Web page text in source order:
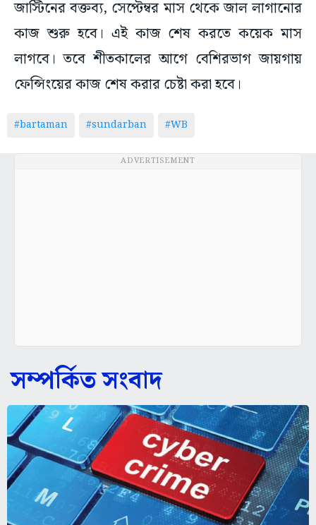
জাস্টিনের বক্তব্য, সেপ্টেম্বর মাস থেকে জাল লাগানোর
কাজ শুরু হবে। এই কাজ শেষ করতে কয়েক মাস
লাগবে। তবে শীতকালের আগে বেশিরভাগ জায়গায়
ফেন্সিংয়ের কাজ শেষ করার চেষ্টা করা হবে।
#bartaman #sundarban #WB
ADVERTISEMENT
সম্পর্কিত সংবাদ